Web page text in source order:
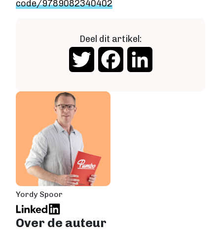
code/9789082340402
Deel dit artikel:
Twitter Facebook
Over de auteur
Yordy Spoor